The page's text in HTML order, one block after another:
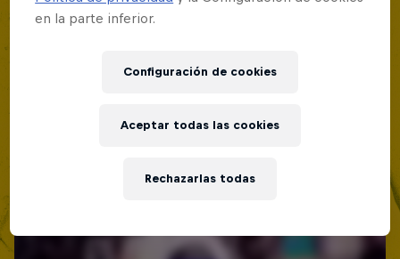
BATALLA DE MC'S
en la parte inferior.
Configuración de cookies
Rechazarlas todas
Aceptar todas las cookies